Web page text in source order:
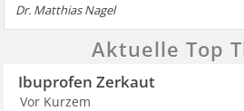
Dr. Matthias Nagel
Aktuelle Top
Ibuprofen Zerkaut
Vor Kurzem